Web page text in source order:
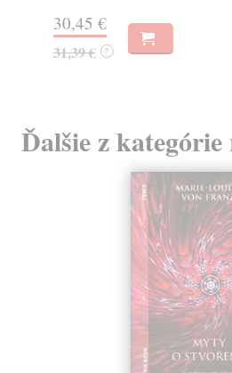
30,45 €
31,39 € ?
Ďalšie z